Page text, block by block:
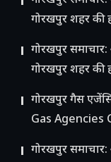
गोरखपुर शहर की
गोरखपुर
गोरखपुर शहर की
गोरखपुर गैस
Gas Agencies
गोरखपुर